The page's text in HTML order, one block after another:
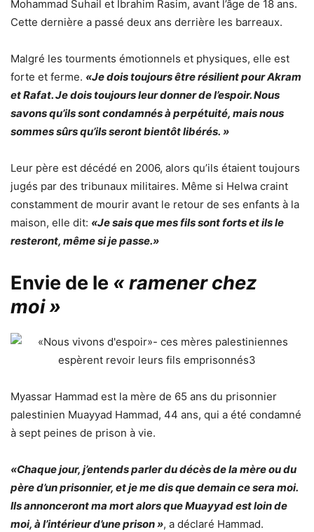
Mohammad Suhail et Ibrahim Rasim, avant l’âge de 18 ans.
Cette dernière a passé deux ans derrière les barreaux.
Malgré les tourments émotionnels et physiques, elle est
forte et ferme. «Je dois toujours être résilient pour Akram
et Rafat. Je dois toujours leur donner de l’espoir. Nous
savons qu’ils sont condamnés à perpétuité, mais nous
sommes sûrs qu’ils seront bientôt libérés. »
Leur père est décédé en 2006, alors qu’ils étaient toujours
jugés par des tribunaux militaires. Même si Helwa craint
constamment de mourir avant le retour de ses enfants à la
maison, elle dit: «Je sais que mes fils sont forts et ils le
resteront, même si je passe.»
Envie de le « ramener chez
moi »
Myassar Hammad est la mère de 65 ans du prisonnier
palestinien Muayyad Hammad, 44 ans, qui a été condamné
à sept peines de prison à vie.
«Chaque jour, j’entends parler du décès de la mère ou du
père d’un prisonnier, et je me dis que demain ce sera moi.
Ils annonceront ma mort alors que Muayyad est loin de
moi, à l’intérieur d’une prison », a déclaré Hammad.